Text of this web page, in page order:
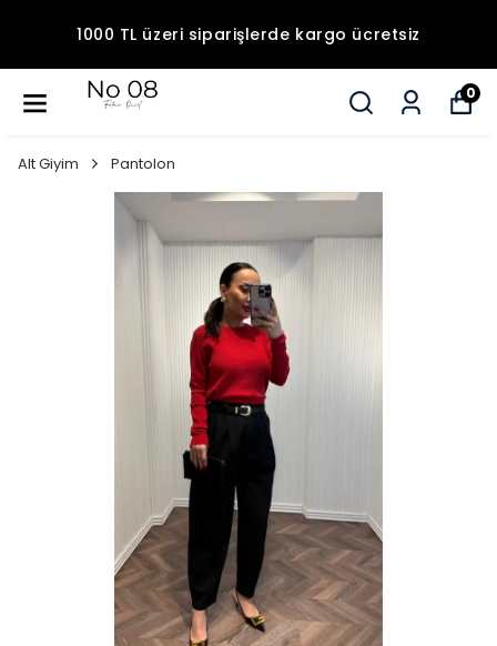
1000 TL üzeri siparişlerde kargo ücretsiz
0
Alt Giyim Pantolon